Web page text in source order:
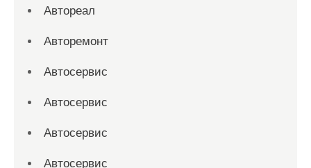
Автореал
Авторемонт
Автосервис
Автосервис
Автосервис
Автосервис